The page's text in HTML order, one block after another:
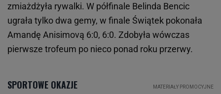
zmiażdżyła rywalki. W półfinale Belinda Bencic
ugrała tylko dwa gemy, w finale Świątek pokonała
Amandę Anisimovą 6:0, 6:0. Zdobyła wówczas
pierwsze trofeum po nieco ponad roku przerwy.